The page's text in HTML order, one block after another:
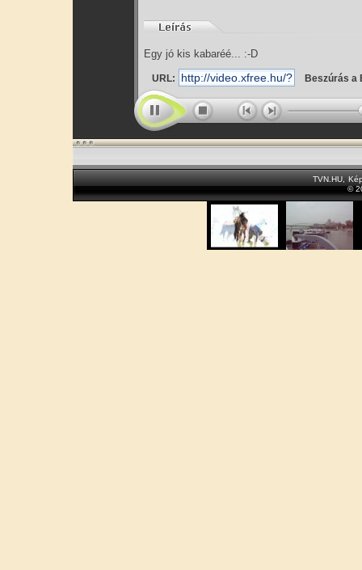
Egy jó kis kabaréé... :-D
URL: Beszúrás a
TVN.HU
©